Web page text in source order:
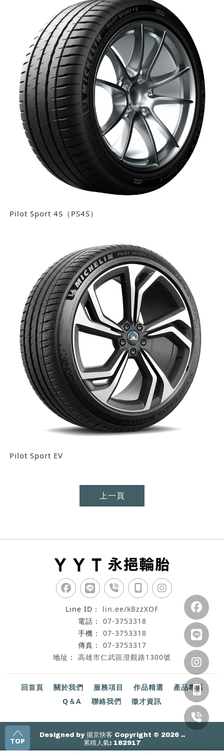
Pilot Sport 4S（PS4S）
Pilot Sport EV
上一頁
TOP
lin.ee/kBzzXOF
07-3753318
07-3753318
07-3753317
高雄市仁武區澄觀路1300號
回首頁 關於我們 服務項目 作品精選
產品專區
Q＆A
聯絡我們 徵才資訊
Designed by 揚京快客 Copyright © 2026 ..
累積人氣: 182917